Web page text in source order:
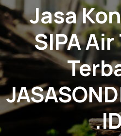
Jasa
SIPA